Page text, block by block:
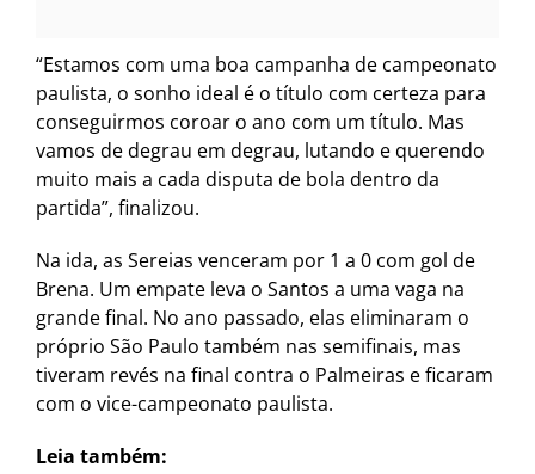
“Estamos com uma boa campanha de campeonato
paulista, o sonho ideal é o título com certeza para
conseguirmos coroar o ano com um título. Mas
vamos de degrau em degrau, lutando e querendo
muito mais a cada disputa de bola dentro da
partida”, finalizou.
Na ida, as Sereias venceram por 1 a 0 com gol de
Brena. Um empate leva o Santos a uma vaga na
grande final. No ano passado, elas eliminaram o
próprio São Paulo também nas semifinais, mas
tiveram revés na final contra o Palmeiras e ficaram
com o vice-campeonato paulista.
Leia também: